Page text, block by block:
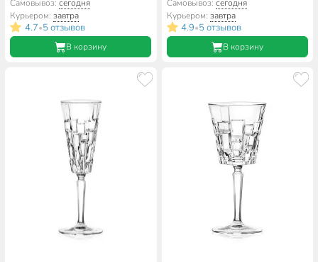
Самовывоз:сегодня
Курьером:завтра
4.7•5 отзывов
В корзину
Самовывоз: сегодня
Курьером: завтра
4.9•5 отзывов
В корзину